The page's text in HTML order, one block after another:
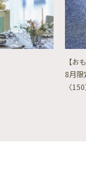
【お
8月限
〈